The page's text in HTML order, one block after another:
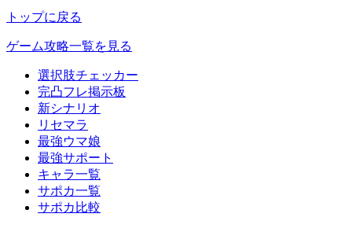
トップに戻る
ゲーム攻略一覧を見る
選択肢チェッカー
完凸フレ掲示板
新シナリオ
リセマラ
最強ウマ娘
最強サポート
キャラ一覧
サポカ一覧
サポカ比較